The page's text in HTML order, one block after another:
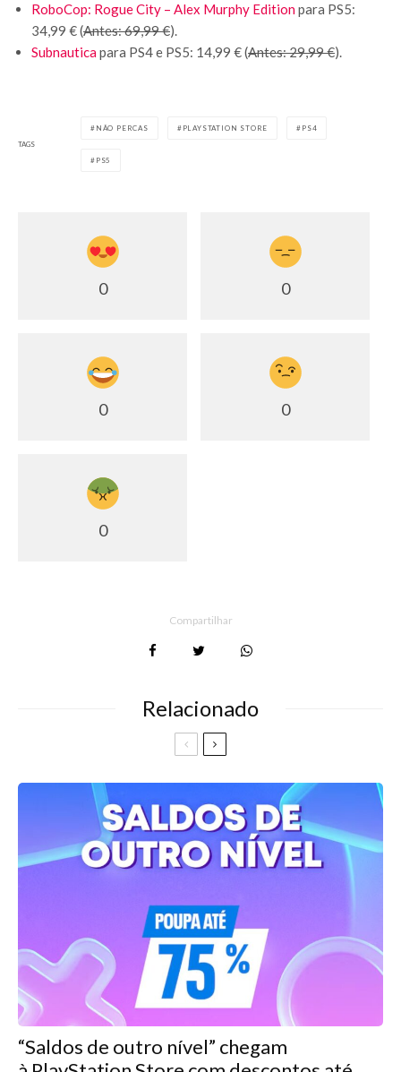
RoboCop: Rogue City – Alex Murphy Editionpara PS5:
34,99 € (Antes: 69,99 €).
Subnauticapara PS4 e PS5: 14,99 € (Antes: 29,99 €).
TAGS
NÃO PERCAS PLAYSTATION STORE PS4
PS5
0 0
0 0
0
Compartilhar
Relacionado
“Saldos de outro nível” chegam